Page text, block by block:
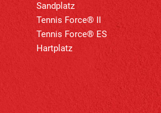
Sandplatz
Tennis Force® II
Tennis Force® ES
Hartplatz